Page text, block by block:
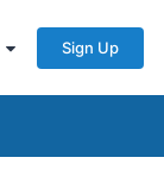
Sign Up